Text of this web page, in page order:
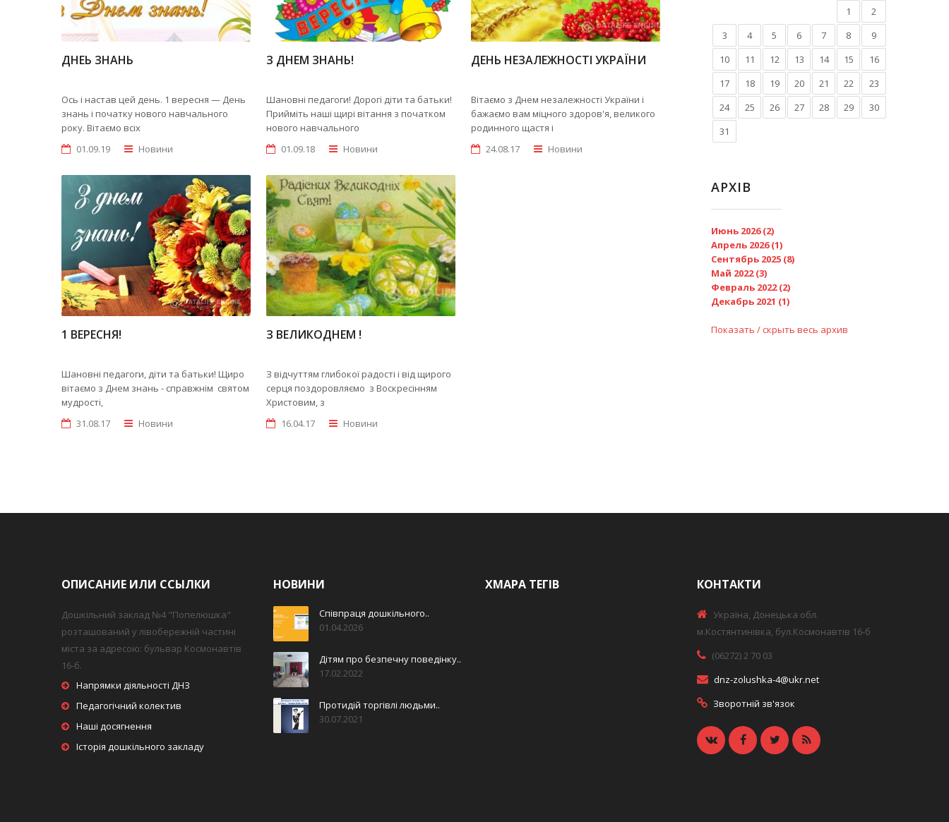
ДНЕЬ ЗНАНЬ
Ось і настав цей день. 1 вересня — День
знань і початку нового навчального
року. Вітаємо всіх
01.09.19
Новини
З ДНЕМ ЗНАНЬ!
Шановні педагоги! Дорогі діти та батьки!
Прийміть наші щирі вітання з початком
нового навчального
01.09.18
Новини
ДЕНЬ НЕЗАЛЕЖНОСТІ УКРАЇНИ
Вітаємо з Днем незалежності України і
бажаємо вам міцного здоров'я, великого
родинного щастя і
24.08.17
Новини
1 ВЕРЕСНЯ!
Шановні педагоги, діти та батьки! Щиро
вітаємо з Днем знань - справжнім святом
мудрості,
31.08.17
Новини
З ВЕЛИКОДНЕМ !
З відчуттям глибокої радості і від щирого
серця поздоровляємо з Воскресінням
Христовим, з
16.04.17
Новини
1
2
3
4 5 6 7 8
9
10
11 12 13 14 15
16
17
18 19 20 21 22
23
24
25 26 27 28 29
30
31
АРХІВ
Июнь 2026 (2)
Апрель 2026 (1)
Сентябрь 2025 (8)
Май 2022 (3)
Февраль 2022 (2)
Декабрь 2021 (1)
Показать / скрыть весь архив
ОПИСАНИЕ ИЛИ ССЫЛКИ
Дошкільний заклад №4 "Попелюшка"
розташований у лівобережній частині
міста за адресою: бульвар Космонавтів
16-б.
Напрямки діяльності ДНЗ
Педагогічний колектив
Наші досягнення
Історія дошкільного закладу
НОВИНИ
Співпраця дошкільного..
01.04.2026
Дітям про безпечну поведінку..
17.02.2022
Протидій торгівлі людьми..
30.07.2021
ХМАРА ТЕГІВ КОНТАКТИ
Україна, Донецька обл.
м.Костянтинівка, бул.Космонавтів 16-б
(06272) 2 70 03
dnz-zolushka-4@ukr.net
Зворотній зв'язок